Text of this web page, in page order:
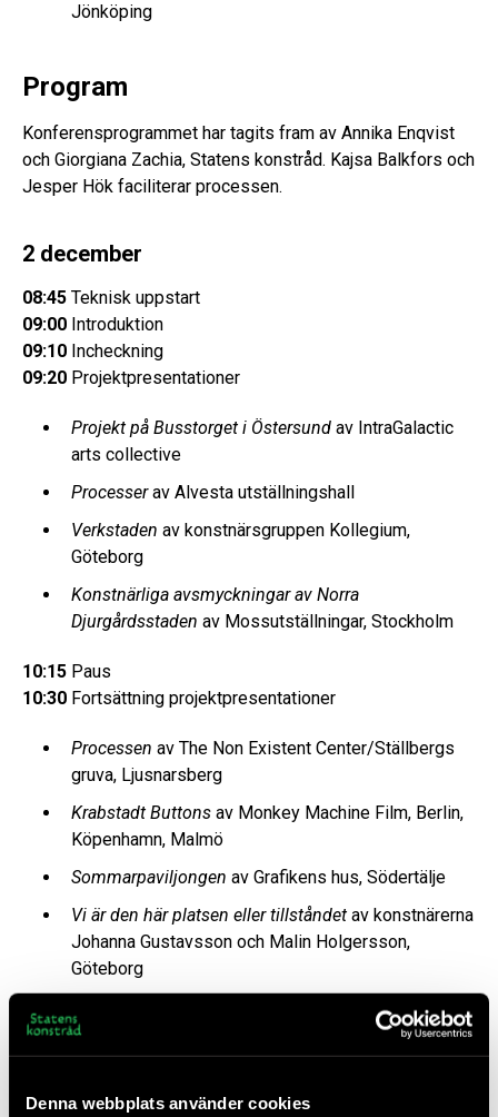
Denna webbplats använder cookies
Jönköping
Program
Konferensprogrammet har tagits fram av Annika Enqvist
och Giorgiana Zachia, Statens konstråd. Kajsa Balkfors och
Jesper Hök faciliterar processen.
2 december
08:45 Teknisk uppstart
09:00 Introduktion
09:10 Incheckning
09:20 Projektpresentationer
Projekt på Busstorget i Östersund av IntraGalactic
arts collective
Processerav Alvesta utställningshall
Verkstaden av konstnärsgruppen Kollegium,
Göteborg
Konstnärliga avsmyckningar av Norra
Djurgårdsstaden av Mossutställningar, Stockholm
10:15 Paus
10:30 Fortsättning projektpresentationer
Processen av The Non Existent Center/Ställbergs
gruva, Ljusnarsberg
Krabstadt Buttons av Monkey Machine Film, Berlin,
Köpenhamn, Malmö
Sommarpaviljongen av Grafikens hus, Södertälje
Vi är den här platsen eller tillståndet av konstnärerna
Johanna Gustavsson och Malin Holgersson,
Göteborg
11:25Paus
Det läckande monumentetav Kultivator, Öland